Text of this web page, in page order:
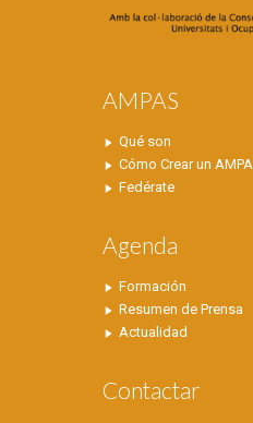
AMPAS
Qué son
Cómo Crear un AMPA
Fedérate
Agenda
Formación
Resumen de Prensa
Actualidad
Contactar